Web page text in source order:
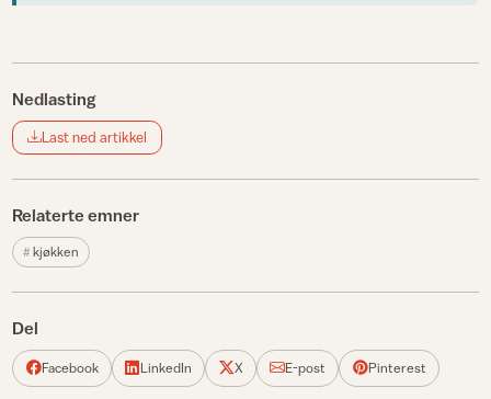
Nedlasting
Last ned artikkel
Relaterte emner
kjøkken
Del
Facebook LinkedIn X E-post Pinterest